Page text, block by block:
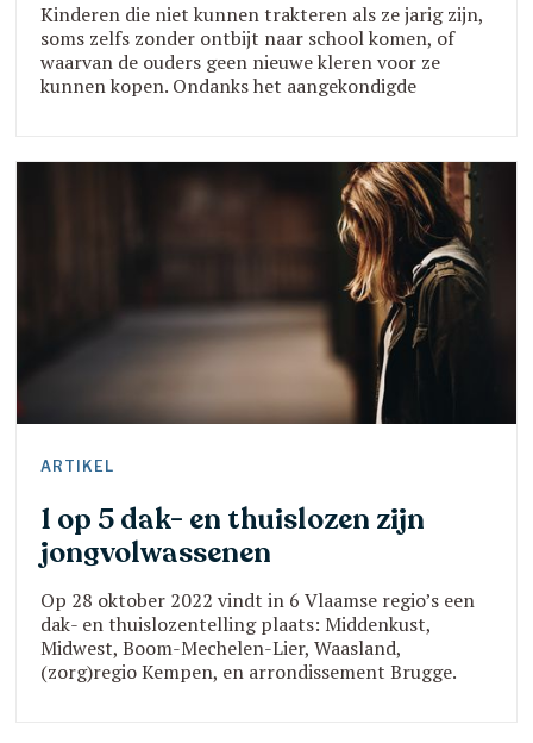
Kinderen die niet kunnen trakteren als ze jarig zijn,
soms zelfs zonder ontbijt naar school komen, of
waarvan de ouders geen nieuwe kleren voor ze
kunnen kopen. Ondanks het aangekondigde
onder de armoedegrens terecht. Armoede heeft
áltijd effect op de kinderen, hoe goed ouders hun
best ook doen. Gelukkig kunnen
ARTIKEL
1 op 5 dak- en thuislozen zijn
jongvolwassenen
Op 28 oktober 2022 vindt in 6 Vlaamse regio’s een
dak- en thuislozentelling plaats: Middenkust,
Midwest, Boom-Mechelen-Lier, Waasland,
(zorg)regio Kempen, en arrondissement Brugge.